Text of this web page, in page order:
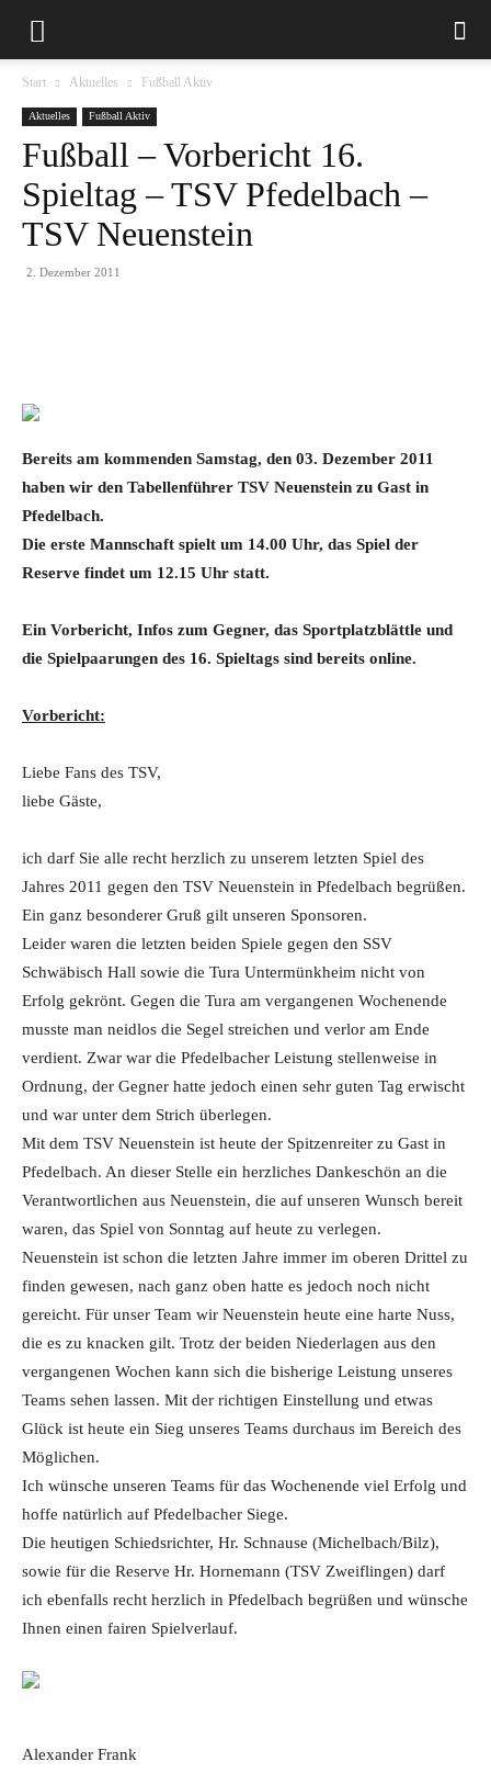
Start Aktuelles Fußball Aktiv
Aktuelles Fußball Aktiv
Fußball – Vorbericht 16.
Spieltag – TSV Pfedelbach –
TSV Neuenstein
2. Dezember 2011
Bereits am kommenden Samstag, den 03. Dezember 2011
haben wir den Tabellenführer TSV Neuenstein zu Gast in
Pfedelbach.
Die erste Mannschaft spielt um 14.00 Uhr, das Spiel der
Reserve findet um 12.15 Uhr statt.
Ein Vorbericht, Infos zum Gegner, das Sportplatzblättle und
die Spielpaarungen des 16. Spieltags sind bereits online.
Vorbericht:
Liebe Fans des TSV,
liebe Gäste,
ich darf Sie alle recht herzlich zu unserem letzten Spiel des
Jahres 2011 gegen den TSV Neuenstein in Pfedelbach begrüßen.
Ein ganz besonderer Gruß gilt unseren Sponsoren.
Leider waren die letzten beiden Spiele gegen den SSV
Schwäbisch Hall sowie die Tura Untermünkheim nicht von
Erfolg gekrönt. Gegen die Tura am vergangenen Wochenende
musste man neidlos die Segel streichen und verlor am Ende
verdient. Zwar war die Pfedelbacher Leistung stellenweise in
Ordnung, der Gegner hatte jedoch einen sehr guten Tag erwischt
und war unter dem Strich überlegen.
Mit dem TSV Neuenstein ist heute der Spitzenreiter zu Gast in
Pfedelbach. An dieser Stelle ein herzliches Dankeschön an die
Verantwortlichen aus Neuenstein, die auf unseren Wunsch bereit
waren, das Spiel von Sonntag auf heute zu verlegen.
Neuenstein ist schon die letzten Jahre immer im oberen Drittel zu
finden gewesen, nach ganz oben hatte es jedoch noch nicht
gereicht. Für unser Team wir Neuenstein heute eine harte Nuss,
die es zu knacken gilt. Trotz der beiden Niederlagen aus den
vergangenen Wochen kann sich die bisherige Leistung unseres
Teams sehen lassen. Mit der richtigen Einstellung und etwas
Glück ist heute ein Sieg unseres Teams durchaus im Bereich des
Möglichen.
Ich wünsche unseren Teams für das Wochenende viel Erfolg und
hoffe natürlich auf Pfedelbacher Siege.
Die heutigen Schiedsrichter, Hr. Schnause (Michelbach/Bilz),
sowie für die Reserve Hr. Hornemann (TSV Zweiflingen) darf
ich ebenfalls recht herzlich in Pfedelbach begrüßen und wünsche
Ihnen einen fairen Spielverlauf.
Alexander Frank